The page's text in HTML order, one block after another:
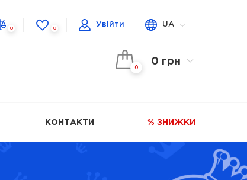
0 0
Увійти UA
0
0 грн
КОНТАКТИ % ЗНИЖКИ